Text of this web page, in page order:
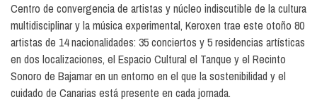
Centro de convergencia de artistas y núcleo indiscutible de la cultura
multidisciplinar y la música experimental, Keroxen trae este otoño 80
artistas de 14 nacionalidades: 35 conciertos y 5 residencias artísticas
en dos localizaciones, el Espacio Cultural el Tanque y el Recinto
Sonoro de Bajamar en un entorno en el que la sostenibilidad y el
cuidado de Canarias está presente en cada jornada.